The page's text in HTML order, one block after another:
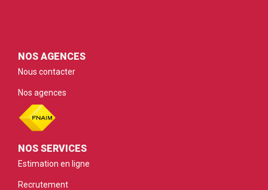
NOS AGENCES
Nous contacter
Nos agences
NOS SERVICES
Estimation en ligne
Recrutement